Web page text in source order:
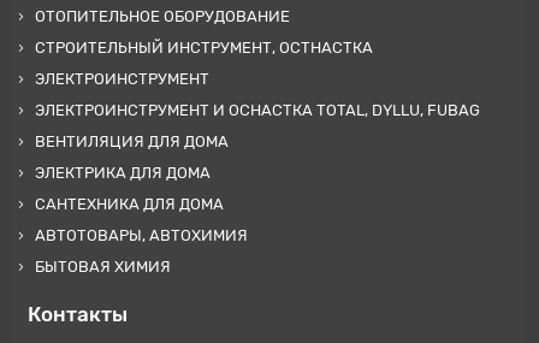
ОТОПИТЕЛЬНОЕ ОБОРУДОВАНИЕ
СТРОИТЕЛЬНЫЙ ИНСТРУМЕНТ, ОСТНАСТКА
ЭЛЕКТРОИНСТРУМЕНТ
ЭЛЕКТРОИНСТРУМЕНТ И ОСНАСТКА TOTAL, DYLLU, FUBAG
ВЕНТИЛЯЦИЯ ДЛЯ ДОМА
ЭЛЕКТРИКА ДЛЯ ДОМА
САНТЕХНИКА ДЛЯ ДОМА
АВТОТОВАРЫ, АВТОХИМИЯ
БЫТОВАЯ ХИМИЯ
Контакты